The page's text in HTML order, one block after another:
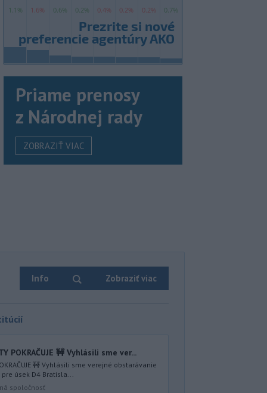
Priame prenosy
z Národnej rady
ZOBRAZIŤ VIAC
Info Zobraziť viac
POKRAČUJE 🚧 Vyhlásili sme ver...
🚧 Vyhlásili sme verejné obstarávanie
úsek D4 Bratisla...
spoločnosť